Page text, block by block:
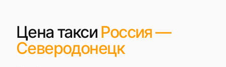
Цена такси Россия —
Северодонецк